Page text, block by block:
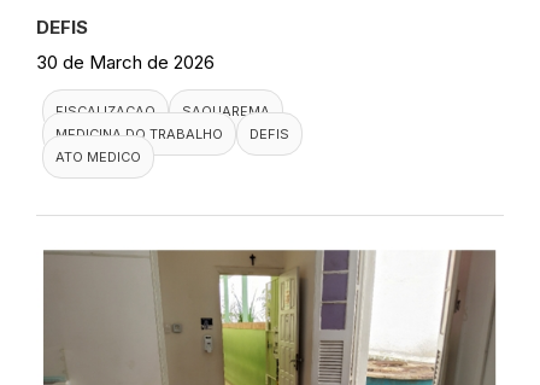
DEFIS
30 de March de 2026
FISCALIZACAO
SAQUAREMA
MEDICINA DO TRABALHO
DEFIS
ATO MEDICO